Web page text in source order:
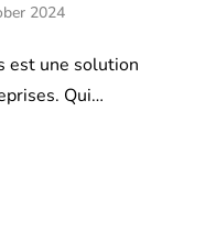
2024
est une solution
Qui…